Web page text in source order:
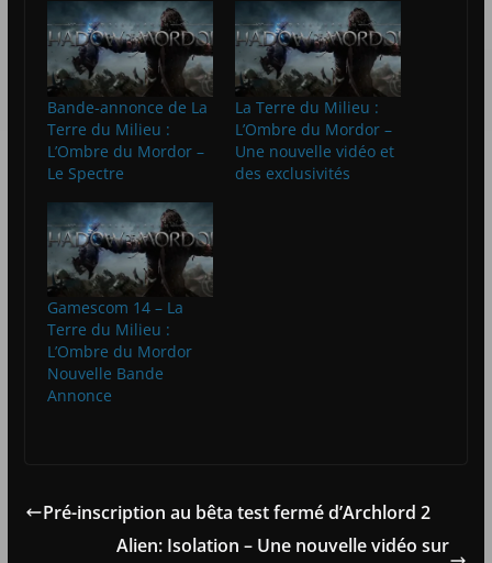
Bande-annonce de La
Terre du Milieu :
L’Ombre du Mordor –
Le Spectre
La Terre du Milieu :
L’Ombre du Mordor –
Une nouvelle vidéo et
des exclusivités
Gamescom 14 – La
Terre du Milieu :
L’Ombre du Mordor
Nouvelle Bande
Annonce
Pré-inscription au bêta test fermé d’Archlord 2
Alien: Isolation – Une nouvelle vidéo sur